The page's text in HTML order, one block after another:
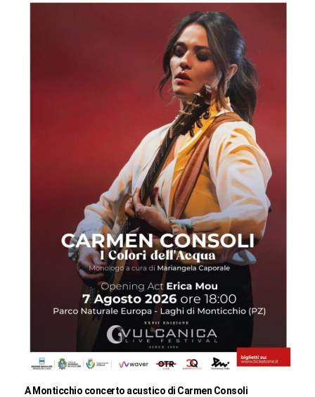
A Monticchio concerto acustico di Carmen Consoli